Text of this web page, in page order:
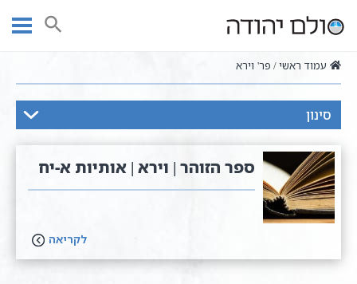
חיפוש
עמוד ראשי פר' וירא
ספר הזוהר | וירא | אותיות א-יח
לקריאה
סינון